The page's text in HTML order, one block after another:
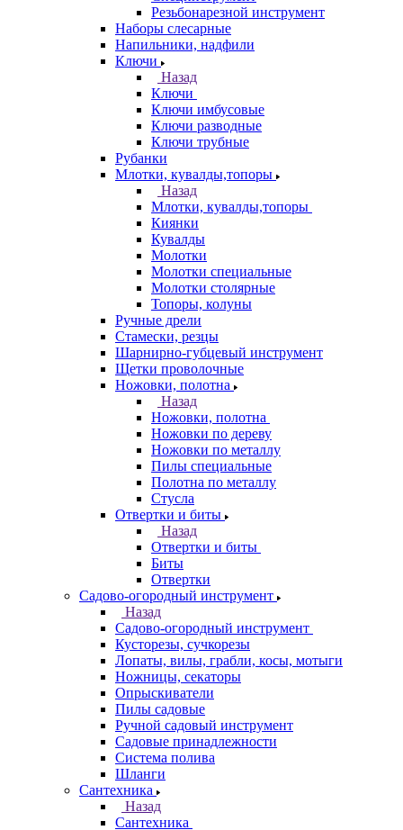
Резьбонарезной инструмент
Наборы слесарные
Напильники, надфили
Ключи
Назад
Ключи
Ключи имбусовые
Ключи разводные
Ключи трубные
Рубанки
Млотки, кувалды,топоры
Назад
Млотки, кувалды,топоры
Киянки
Кувалды
Молотки
Молотки специальные
Молотки столярные
Топоры, колуны
Ручные дрели
Стамески, резцы
Шарнирно-губцевый инструмент
Щетки проволочные
Ножовки, полотна
Назад
Ножовки, полотна
Ножовки по дереву
Ножовки по металлу
Пилы специальные
Полотна по металлу
Стусла
Отвертки и биты
Назад
Отвертки и биты
Биты
Отвертки
Садово-огородный инструмент
Назад
Садово-огородный инструмент
Кусторезы, сучкорезы
Лопаты, вилы, грабли, косы, мотыги
Ножницы, секаторы
Опрыскиватели
Пилы садовые
Ручной садовый инструмент
Садовые принадлежности
Система полива
Шланги
Сантехника
Назад
Сантехника